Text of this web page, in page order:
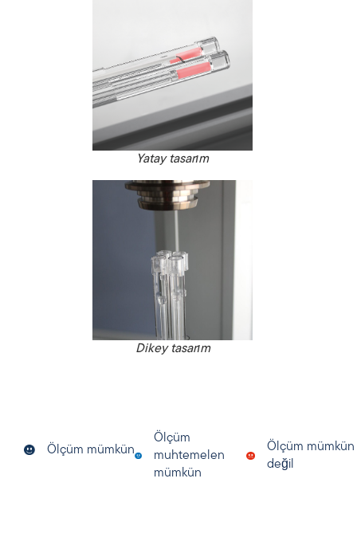
Yatay tasarım
Dikey tasarım
Ölçüm mümkün
Ölçüm
muhtemelen
mümkün
Ölçüm mümkün
değil